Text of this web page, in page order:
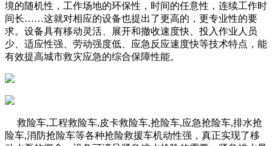
境的随机性，工作场地的环保性，时间的任意性，连续工作时
间长……这就对相应的设备也提出了更高的，更专业性的要
求。设备具有移动灵活、展开和撤收速度快、投入作业人员
少、适应性强、劳动强度低、应急反应速度快等技术特点，能
有效提高城市救灾应急的综合保障性能。
救险车,工程救险车,皮卡救险车,抢险车,应急抢险车,排水抢
险车,消防抢险车等各种抢险救援车机动性强，真正实现了移